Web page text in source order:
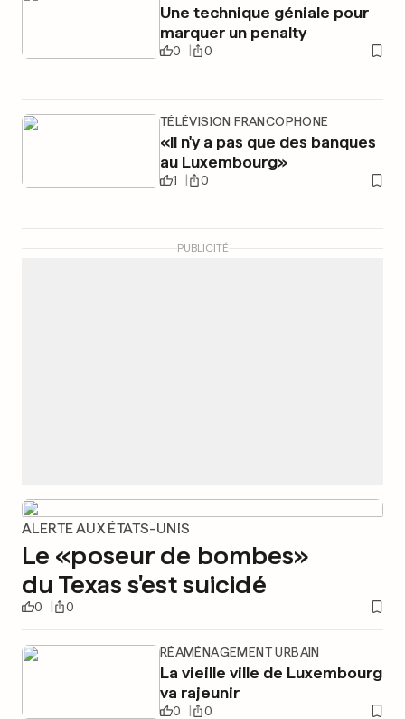
Une technique géniale pour
marquer un penalty
0 0
TÉLÉVISION FRANCOPHONE
«Il n'y a pas que des banques
au Luxembourg»
1 0
PUBLICITÉ
ALERTE AUX ÉTATS-UNIS
Le «poseur de bombes»
du Texas s'est suicidé
0 0
RÉAMÉNAGEMENT URBAIN
La vieille ville de Luxembourg
va rajeunir
0 0